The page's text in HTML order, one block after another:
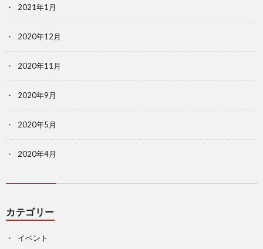
2021年1月
2020年12月
2020年11月
2020年9月
2020年5月
2020年4月
カテゴリー
イベント